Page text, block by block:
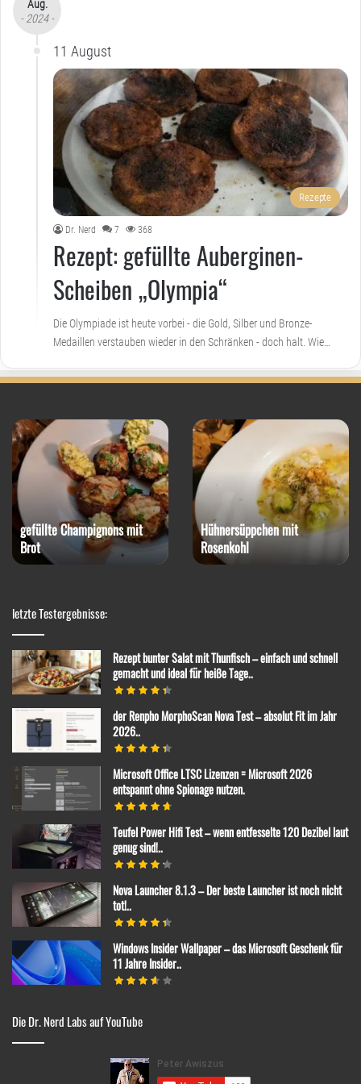
Aug.
- 2024 -
11 August
Rezepte
Dr. Nerd 7 368
Rezept: gefüllte Auberginen-
Scheiben „Olympia“
Die Olympiade ist heute vorbei - die Gold, Silber und Bronze-
Medaillen verstauben wieder in den Schränken - doch halt. Wie…
gefüllte Champignons mit
Brot
Hühnersüppchen mit
Rosenkohl
letzte Testergebnisse:
Rezept bunter Salat mit Thunfisch – einfach und schnell
gemacht und ideal für heiße Tage..
der Renpho MorphoScan Nova Test – absolut Fit im Jahr
2026..
Microsoft Office LTSC Lizenzen = Microsoft 2026
entspannt ohne Spionage nutzen.
Teufel Power Hifi Test – wenn entfesselte 120 Dezibel laut
genug sind!..
Nova Launcher 8.1.3 – Der beste Launcher ist noch nicht
tot!..
Windows Insider Wallpaper – das Microsoft Geschenk für
11 Jahre Insider..
Die Dr. Nerd Labs auf YouTube